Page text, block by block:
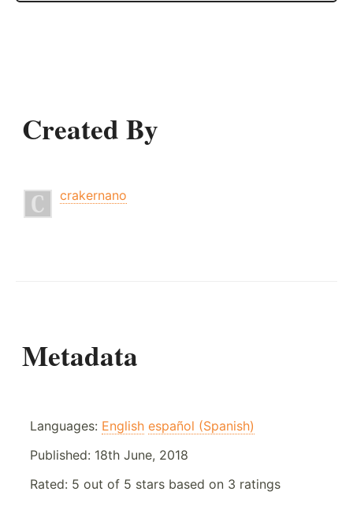
Created By
crakernano
Metadata
Languages: English español (Spanish)
Published: 18th June, 2018
Rated: 5 out of 5 stars based on 3 ratings